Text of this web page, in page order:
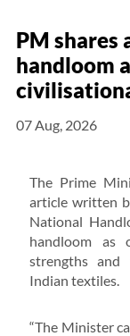
PM
handloom
07 Aug, 2026
The Prime
article written
National
handloom as
strengths
Indian textiles.
“The Minister